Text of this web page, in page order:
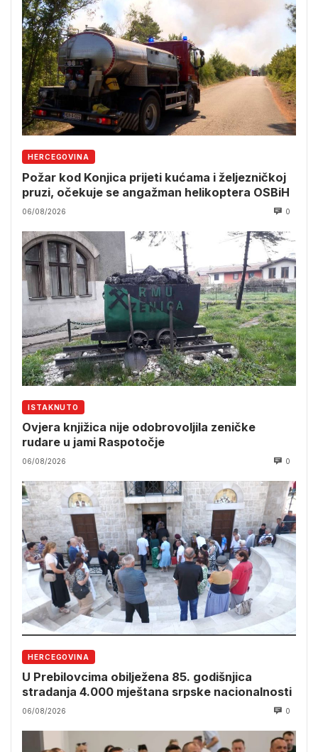
HERCEGOVINA
Požar kod Konjica prijeti kućama i željezničkoj
pruzi, očekuje se angažman helikoptera OSBiH
06/08/2026 0
ISTAKNUTO
Ovjera knjižica nije odobrovoljila zeničke
rudare u jami Raspotočje
06/08/2026 0
HERCEGOVINA
U Prebilovcima obilježena 85. godišnjica
stradanja 4.000 mještana srpske nacionalnosti
06/08/2026 0